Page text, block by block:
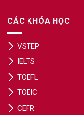
CÁC KHÓA HỌC
VSTEP
IELTS
TOEFL
TOEIC
CEFR